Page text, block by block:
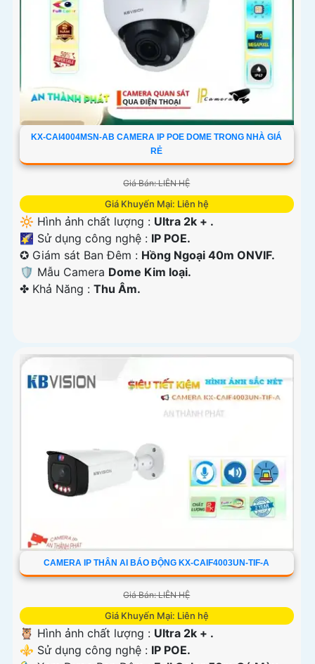
KX-CAI4004MSN-AB CAMERA IP POE DOME TRONG NHÀ GIÁ
RẺ
Giá Bán: LIÊN HỆ
Giá Khuyến Mại: Liên hệ
🔆 Hình ảnh chất lượng : Ultra 2k + .
🌠 Sử dụng công nghệ : IP POE.
✪ Giám sát Ban Đêm : Hồng Ngoại 40m ONVIF.
🛡 Mẫu Camera Dome Kim loại.
️✤ Khả Năng : Thu Âm.
CAMERA IP THÂN AI BÁO ĐỘNG KX-CAIF4003UN-TIF-A
Giá Bán: LIÊN HỆ
Giá Khuyến Mại: Liên hệ
🦉 Hình ảnh chất lượng : Ultra 2k + .
⚜️ Sử dụng công nghệ : IP POE.